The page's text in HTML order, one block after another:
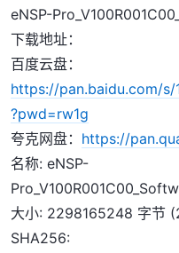
eNSP-
下载地址：
百度云盘：
https://pan.baidu.com/s/
?pwd=rw1g
夸克网盘： https://
名称: eNSP-
大小: 2298165248 字节
SHA256: